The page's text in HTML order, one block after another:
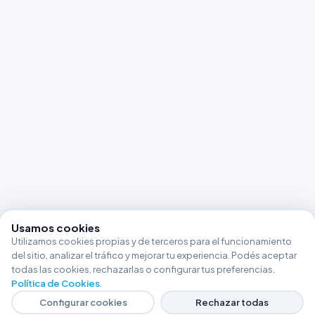
Usamos cookies
Utilizamos cookies propias y de terceros para el funcionamiento
del sitio, analizar el tráfico y mejorar tu experiencia. Podés aceptar
todas las cookies, rechazarlas o configurar tus preferencias.
Política de Cookies
Configurar cookies
Rechazar todas